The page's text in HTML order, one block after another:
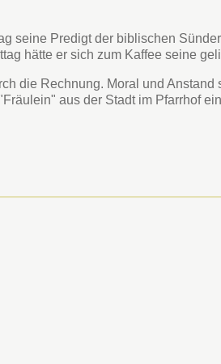
seine Predigt der biblischen
hätte er sich zum Kaffee seine
die Rechnung. Moral und
aus der Stadt im Pfarrhof